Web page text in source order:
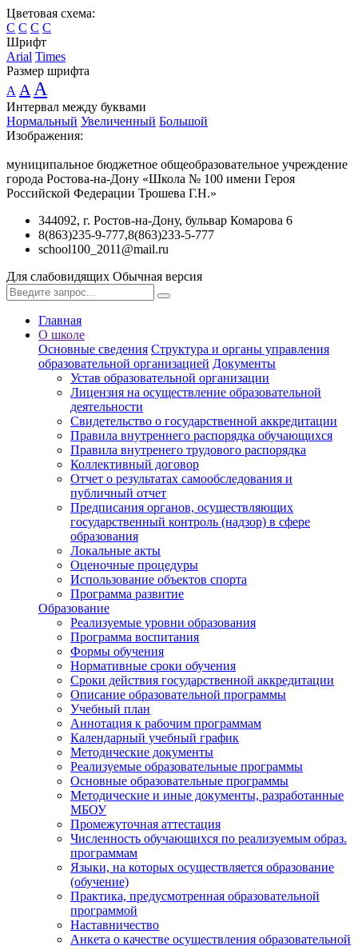
Цветовая схема:
C C C C
Шрифт
Arial Times
Размер шрифта
A A A
Интервал между буквами
Нормальный Увеличенный Большой
Изображения:
муниципальное бюджетное общеобразовательное учреждение
города Ростова-на-Дону «Школа № 100 имени Героя
Российской Федерации Трошева Г.Н.»
344092, г. Ростов-на-Дону, бульвар Комарова 6
8(863)235-9-777,8(863)233-5-777
school100_2011@mail.ru
Для слабовидящих Обычная версия
Главная
О школе
Основные сведения Структура и органы управления
образовательной организацией Документы
Устав образовательной организации
Лицензия на осуществление образовательной
деятельности
Свидетельство о государственной аккредитации
Правила внутреннего распорядка обучающихся
Правила внутренего трудового распорядка
Коллективный договор
Отчет о результатах самообследования и
публичный отчет
Предписания органов, осуществляющих
государственный контроль (надзор) в сфере
образования
Локальные акты
Оценочные процедуры
Использование объектов спорта
Программа развитие
Образование
Реализуемые уровни образования
Программа воспитания
Формы обучения
Нормативные сроки обучения
Сроки действия государственной аккредитации
Описание образовательной программы
Учебный план
Аннотация к рабочим программам
Календарный учебный график
Методические документы
Реализуемые образовательные программы
Основные образовательные программы
Методические и иные документы, разработанные
МБОУ
Промежуточная аттестация
Численность обучающихся по реализуемым образ.
программам
Языки, на которых осуществляется образование
(обучение)
Практика, предусмотренная образовательной
программой
Наставничество
Анкета о качестве осуществления образовательной